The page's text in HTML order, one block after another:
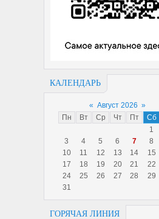
КАЛЕНДАРЬ
« Август 2026 »
Пн
Вт Ср Чт Пт Сб
1
3
4 5 6 7 8
10
11 12 13 14 15
17
18 19 20 21 22
24
25 26 27 28 29
31
ГОРЯЧАЯ ЛИНИЯ